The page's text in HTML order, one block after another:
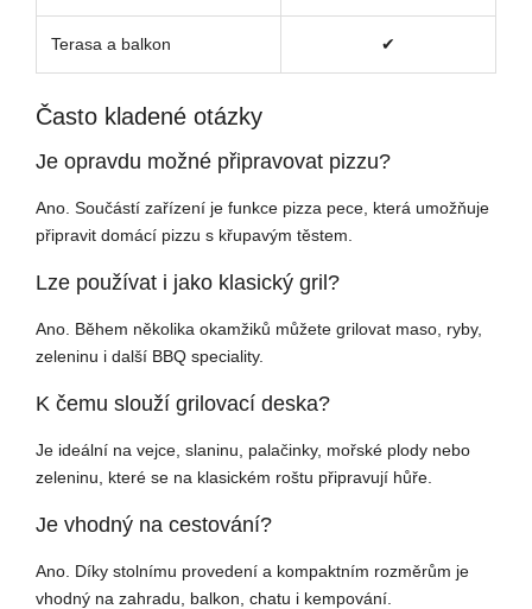
Terasa a balkon ✔
Často kladené otázky
Je opravdu možné připravovat pizzu?
Ano. Součástí zařízení je funkce pizza pece, která umožňuje
připravit domácí pizzu s křupavým těstem.
Lze používat i jako klasický gril?
Ano. Během několika okamžiků můžete grilovat maso, ryby,
zeleninu i další BBQ speciality.
K čemu slouží grilovací deska?
Je ideální na vejce, slaninu, palačinky, mořské plody nebo
zeleninu, které se na klasickém roštu připravují hůře.
Je vhodný na cestování?
Ano. Díky stolnímu provedení a kompaktním rozměrům je
vhodný na zahradu, balkon, chatu i kempování.